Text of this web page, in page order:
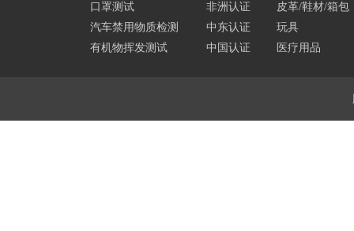
口罩测试
汽车禁用物质检测
有机物挥发测试
非洲认证
中东认证
中国认证
皮革/鞋材/箱包
玩具
医疗用品